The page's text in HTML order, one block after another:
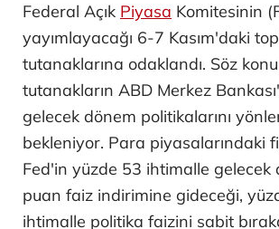
Federal Açık Piyasa Komitesinin
yayımlayacağı 6-7 Kasım'daki
tutanaklarına odaklandı. Söz
tutanakların ABD Merkez
gelecek dönem politikalarını
bekleniyor. Para piyasalarındaki
Fed'in yüzde 53 ihtimalle gelecek
puan faiz indirimine gideceği,
ihtimalle politika faizini sabit